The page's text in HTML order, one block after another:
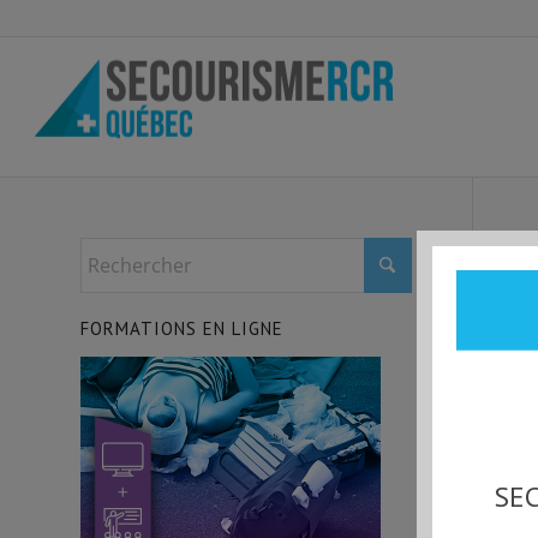
FORMATIONS EN LIGNE